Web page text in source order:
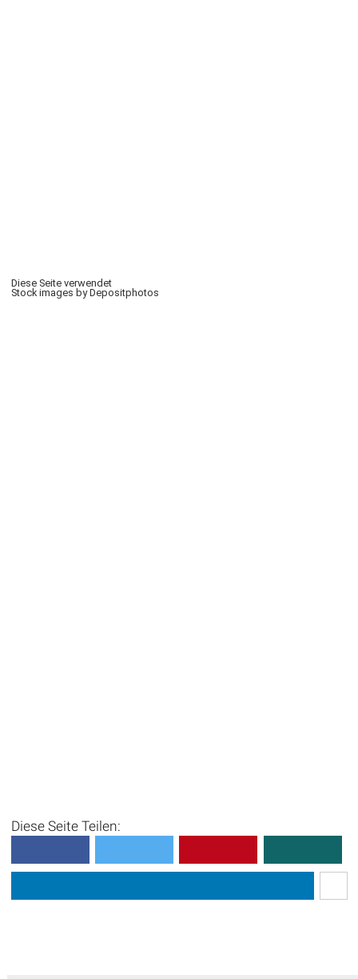
Diese Seite verwendet
Stock images by Depositphotos
Diese Seite Teilen: